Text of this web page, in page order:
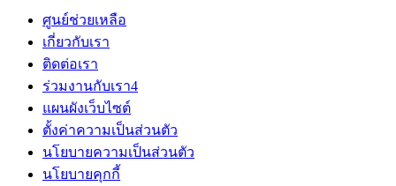
ศูนย์ช่วยเหลือ
เกี่ยวกับเรา
ติดต่อเรา
ร่วมงานกับเรา4
แผนผังเว็บไซต์
ตั้งค่าความเป็นส่วนตัว
นโยบายความเป็นส่วนตัว
นโยบายคุกกี้